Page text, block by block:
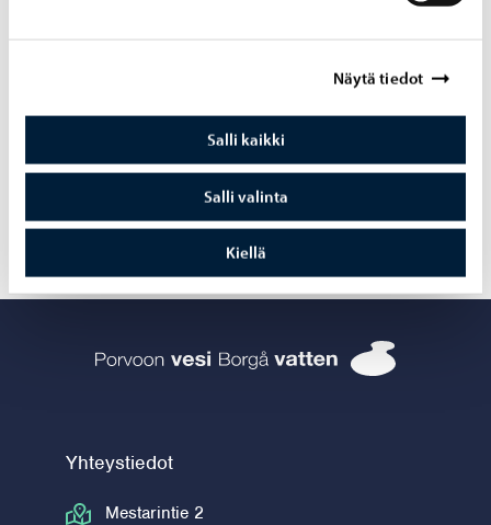
Näytä tiedot
Salli kaikki
Salli valinta
Kiellä
Yhteystiedot
Mestarintie 2